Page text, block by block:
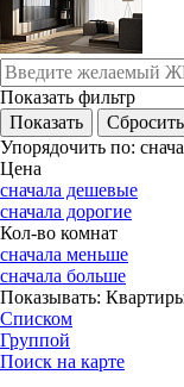
Показать фильтр
Упорядочить по:
Цена
сначала дешевые
сначала дорогие
Кол-во комнат
сначала меньше
сначала больше
Показывать:
Списком
Группой
Поиск на карте